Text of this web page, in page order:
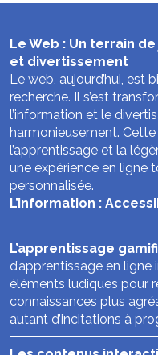
Le Web : Un terrain
et divertissement
Le web, aujourd’hui, est
recherche. Il s’est
l’information et le
harmonieusement.
l’apprentissage et la
une expérience en ligne
personnalisée.
L’information :
L’apprentissage
d’apprentissage en
éléments ludiques pour
connaissances plus
autant d’incitations à